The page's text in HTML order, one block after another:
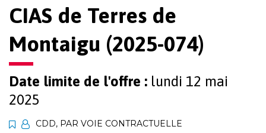
CIAS de Terres de
Montaigu (2025-074)
Date limite de l'offre : lundi 12 mai
2025
CDD, PAR VOIE CONTRACTUELLE